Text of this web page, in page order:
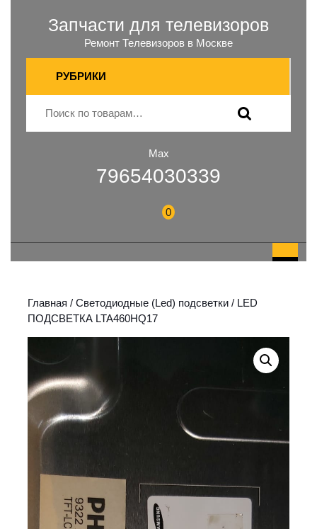
Запчасти для телевизоров
Ремонт Телевизоров в Москве
РУБРИКИ
Max
79654030339
0
Главная / Светодиодные (Led) подсветки / LED
ПОДСВЕТКА LTA460HQ17